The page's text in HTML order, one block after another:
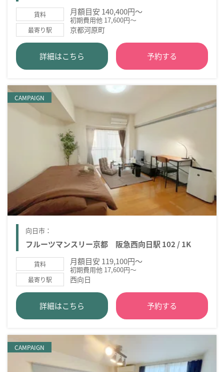
賃料 月額目安 140,400円～
初期費用他 17,600円～
最寄り駅 京都河原町
詳細はこちら 予約する
CAMPAIGN
向日市：
フルーツマンスリー京都 阪急西向日駅 102 / 1K
賃料 月額目安 119,100円～
初期費用他 17,600円～
最寄り駅 西向日
詳細はこちら 予約する
CAMPAIGN